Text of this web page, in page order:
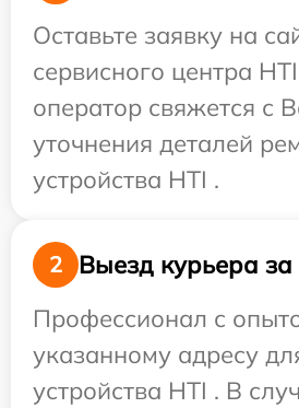
Оставьте заявку на
сервисного центра
оператор свяжется с
уточнения деталей
устройства HTI .
2
Выезд курьера за
Профессионал с
указанному адресу
устройства HTI . В